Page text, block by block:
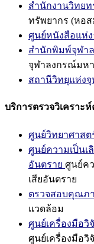
สำนักงานวิทย
ทรัพยากร (หอ
ศูนย์หนังสือแห่ง
สำนักพิมพ์จุฬา
จุฬาลงกรณ์มห
สถานีวิทยุแห่งจุ
บริการตรวจวิเคราะ
ศูนย์วิทยาศาสต
ศูนย์ความเป็นเ
อันตราย ศูนย์ค
เสียอันตราย
ตรวจสอบคุณภ
แวดล้อม
ศูนย์เครื่องมือวิ
ศูนย์เครื่องมือวิ